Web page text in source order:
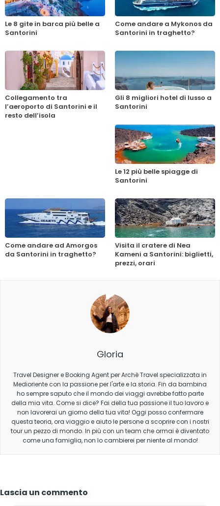
Le 8 gite in barca più belle a
Santorini
Come andare a Mykonos da
Santorini in traghetto?
Collegamento tra
l’aeroporto di Santorini e il
resto dell’isola
Gli 8 migliori hotel di lusso a
Santorini
Le 12 più belle spiagge di
Santorini
Come andare ad Amorgos
da Santorini in traghetto?
Visita il cratere di Nea
Kameni a Santorini: biglietti,
prezzi, orari
Gloria
Travel Designer e Booking Agent per Archè Travel specializzata in
Medioriente con la passione per l'arte e la storia. Fin da bambina
ho sempre saputo che il mondo dei viaggi avrebbe fatto parte
della mia vita. Come si dice? Fai della tua passione il tuo lavoro e
non lavorerai un giorno della tua vita! Oggi posso confermare
questa teoria, ora viaggio e aiuto le persone a scoprire con i nostri
tour un pezzo di mondo. In più con un team che ormai è diventato
come una famiglia, non lo cambierei per niente al mondo!
Lascia un commento